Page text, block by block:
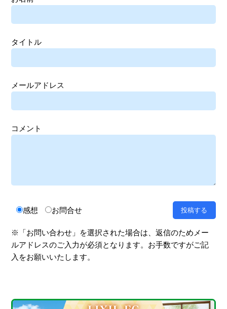
タイトル
メールアドレス
コメント
感想 お問合せ
※「お問い合わせ」を選択された場合は、返信のためメー
ルアドレスのご入力が必須となります。お手数ですがご記
入をお願いいたします。